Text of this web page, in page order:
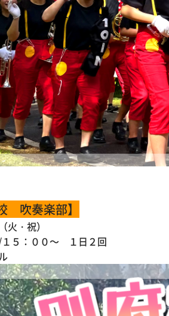
吹奏楽部】
火・祝）
１５：００～ １日２回